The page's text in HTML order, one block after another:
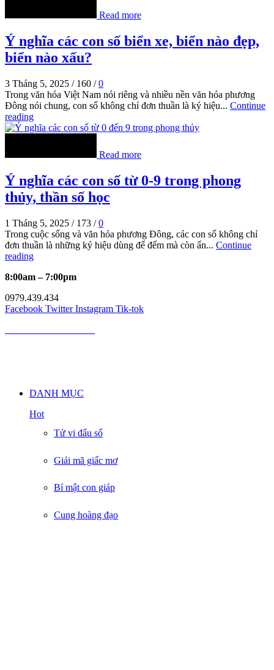
Read more
Ý nghĩa các con số biển xe, biển nào đẹp,
biển nào xấu?
3 Tháng 5, 2025 / 160 / 0
Trong văn hóa Việt Nam nói riêng và nhiều nền văn hóa phương
Đông nói chung, con số không chỉ đơn thuần là ký hiệu... Continue
reading
Read more
Ý nghĩa các con số từ 0-9 trong phong
thủy, thần số học
1 Tháng 5, 2025 / 173 / 0
Trong cuộc sống và văn hóa phương Đông, các con số không chỉ
đơn thuần là những ký hiệu dùng để đếm mà còn ẩn... Continue
reading
8:00am – 7:00pm
0979.439.434
Facebook Twitter Instagram Tik-tok
DANH MỤC
Hot
Tử vi đẩu số
Giải mã giấc mơ
Bí mật con giáp
Cung hoàng đạo